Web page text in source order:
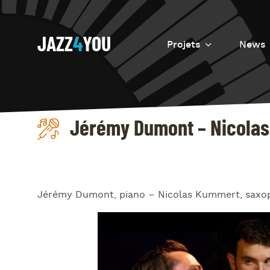
JAZZ4YOU Projets
Introduction
Resurrection
Eretz
News
Jérémy Dumont –
Jérémy Dumont, piano – Nicolas Kummert,